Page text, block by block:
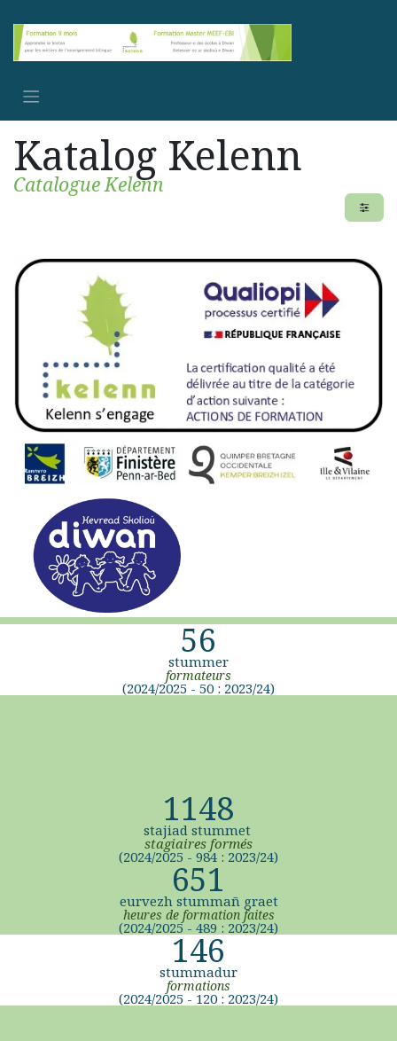
Katalog Kelenn
Catalogue Kelenn
56
stummer
formateurs
(2024/2025 - 50 : 2023/24)
1148
stajiad stummet
stagiaires formés
(2024/2025 - 984 : 2023/24)
651
eurvezh stummañ graet
heures de formation faites
(2024/2025 - 489 : 2023/24)
146
stummadur
formations
(2024/2025 - 120 : 2023/24)